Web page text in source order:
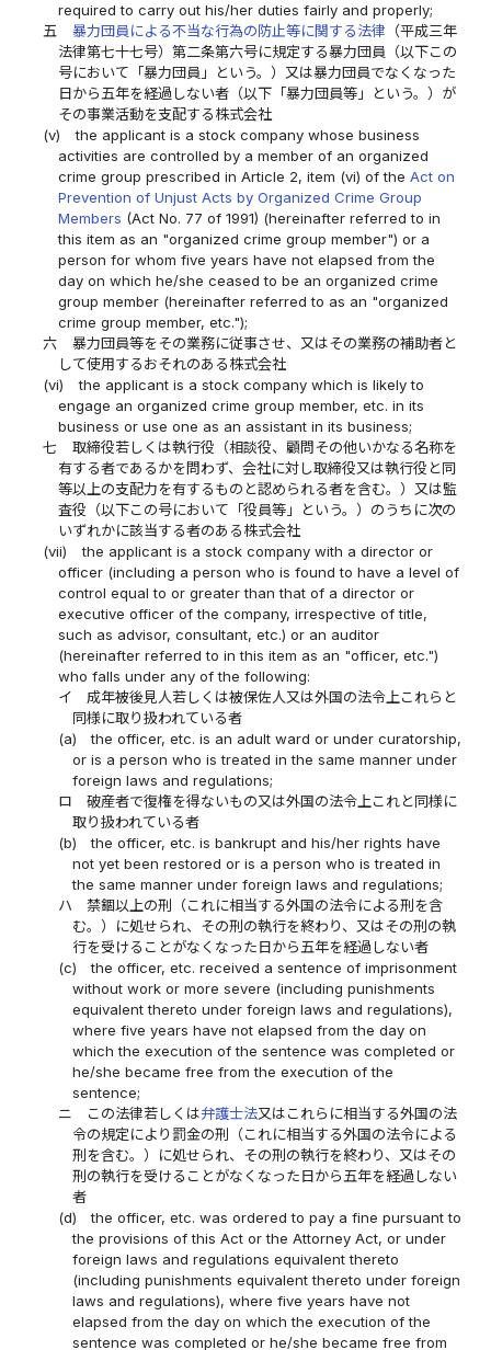
required to carry out his/her duties fairly and properly;
五
暴力団員による不当な行為の防止等に関する法律 （平成三年
法律第七十七号）第二条第六号に規定する暴力団員（以下この
号において「暴力団員」という。）又は暴力団員でなくなった
日から五年を経過しない者（以下「暴力団員等」という。）が
その事業活動を支配する株式会社
(v)
the applicant is a stock company whose business
activities are controlled by a member of an organized
crime group prescribed in Article 2, item (vi) of the Act on
Prevention of Unjust Acts by Organized Crime Group
Members (Act No. 77 of 1991) (hereinafter referred to in
this item as an "organized crime group member") or a
person for whom five years have not elapsed from the
day on which he/she ceased to be an organized crime
group member (hereinafter referred to as an "organized
crime group member, etc.");
六
暴力団員等をその業務に従事させ、又はその業務の補助者と
して使用するおそれのある株式会社
(vi)
the applicant is a stock company which is likely to
engage an organized crime group member, etc. in its
business or use one as an assistant in its business;
七
取締役若しくは執行役（相談役、顧問その他いかなる名称を
有する者であるかを問わず、会社に対し取締役又は執行役と同
等以上の支配力を有するものと認められる者を含む。）又は監
査役（以下この号において「役員等」という。）のうちに次の
いずれかに該当する者のある株式会社
(vii)
the applicant is a stock company with a director or
officer (including a person who is found to have a level of
control equal to or greater than that of a director or
executive officer of the company, irrespective of title,
such as advisor, consultant, etc.) or an auditor
(hereinafter referred to in this item as an "officer, etc.")
who falls under any of the following:
イ
成年被後見人若しくは被保佐人又は外国の法令上これらと
同様に取り扱われている者
(a)
the officer, etc. is an adult ward or under curatorship,
or is a person who is treated in the same manner under
foreign laws and regulations;
ロ
破産者で復権を得ないもの又は外国の法令上これと同様に
取り扱われている者
(b)
the officer, etc. is bankrupt and his/her rights have
not yet been restored or is a person who is treated in
the same manner under foreign laws and regulations;
ハ
禁錮以上の刑（これに相当する外国の法令による刑を含
む。）に処せられ、その刑の執行を終わり、又はその刑の執
行を受けることがなくなった日から五年を経過しない者
(c)
the officer, etc. received a sentence of imprisonment
without work or more severe (including punishments
equivalent thereto under foreign laws and regulations),
where five years have not elapsed from the day on
which the execution of the sentence was completed or
he/she became free from the execution of the
sentence;
ニ
この法律若しくは弁護士法又はこれらに相当する外国の法
令の規定により罰金の刑（これに相当する外国の法令による
刑を含む。）に処せられ、その刑の執行を終わり、又はその
刑の執行を受けることがなくなった日から五年を経過しない
者
(d)
the officer, etc. was ordered to pay a fine pursuant to
the provisions of this Act or the Attorney Act, or under
foreign laws and regulations equivalent thereto
(including punishments equivalent thereto under foreign
laws and regulations), where five years have not
elapsed from the day on which the execution of the
sentence was completed or he/she became free from